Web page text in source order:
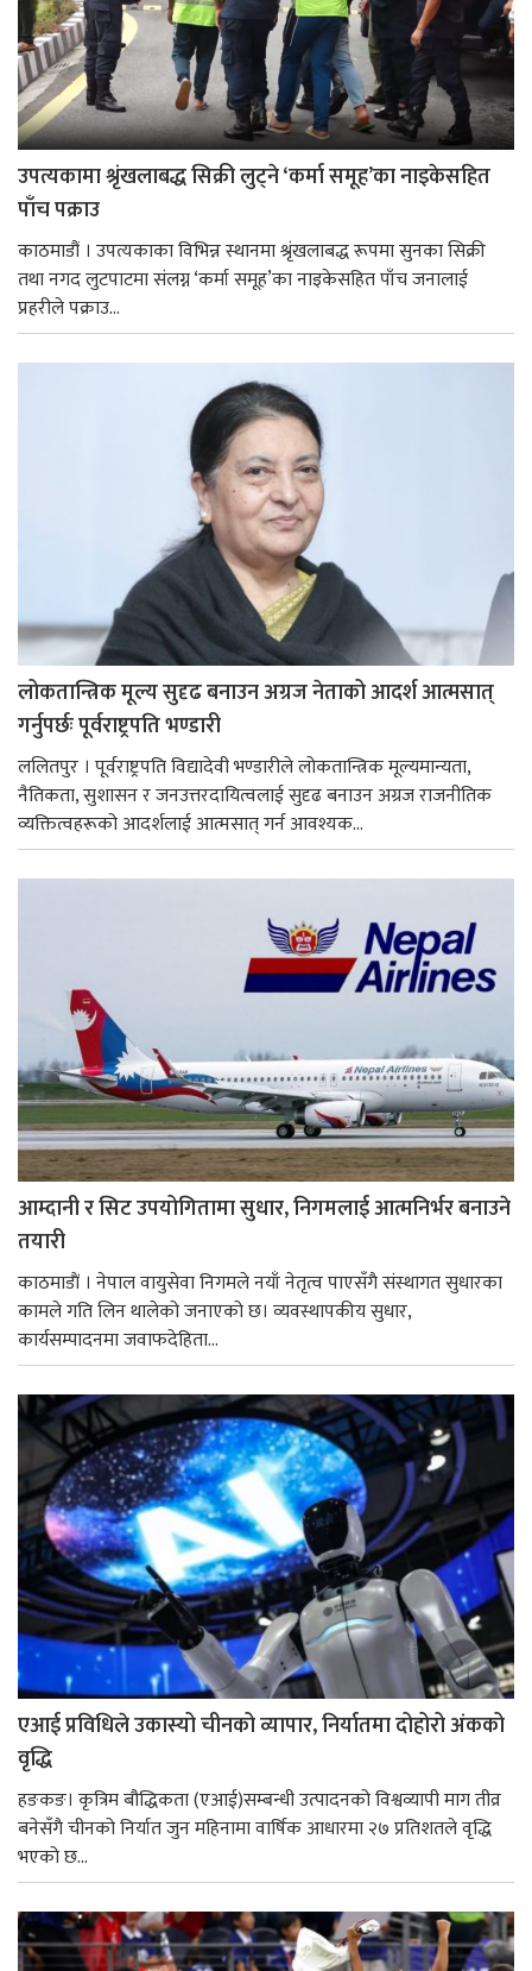
उपत्यकामा श्रृंखलाबद्ध सिक्री लुट्ने ‘कर्मा समूह’का नाइकेसहित
पाँच पक्राउ
काठमाडौं । उपत्यकाका विभिन्न स्थानमा श्रृंखलाबद्ध रूपमा सुनका सिक्री
तथा नगद लुटपाटमा संलग्न ‘कर्मा समूह’का नाइकेसहित पाँच जनालाई
प्रहरीले पक्राउ...
लोकतान्त्रिक मूल्य सुदृढ बनाउन अग्रज नेताको आदर्श आत्मसात्
गर्नुपर्छः पूर्वराष्ट्रपति भण्डारी
ललितपुर । पूर्वराष्ट्रपति विद्यादेवी भण्डारीले लोकतान्त्रिक मूल्यमान्यता,
नैतिकता, सुशासन र जनउत्तरदायित्वलाई सुदृढ बनाउन अग्रज राजनीतिक
व्यक्तित्वहरूको आदर्शलाई आत्मसात् गर्न आवश्यक...
आम्दानी र सिट उपयोगितामा सुधार, निगमलाई आत्मनिर्भर बनाउने
तयारी
काठमाडाैं । नेपाल वायुसेवा निगमले नयाँ नेतृत्व पाएसँगै संस्थागत सुधारका
कामले गति लिन थालेको जनाएको छ। व्यवस्थापकीय सुधार,
कार्यसम्पादनमा जवाफदेहिता...
एआई प्रविधिले उकास्यो चीनको व्यापार, निर्यातमा दोहोरो अंकको
वृद्धि
हङकङ। कृत्रिम बौद्धिकता (एआई)सम्बन्धी उत्पादनको विश्वव्यापी माग तीव्र
बनेसँगै चीनको निर्यात जुन महिनामा वार्षिक आधारमा २७ प्रतिशतले वृद्धि
भएको छ...